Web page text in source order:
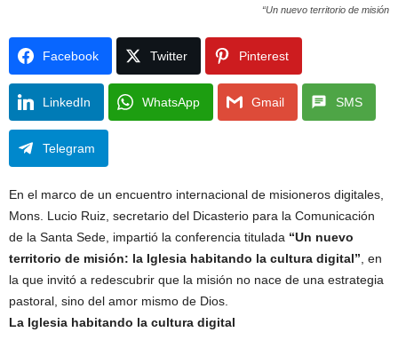
“Un nuevo territorio de misión
Facebook Twitter Pinterest
LinkedIn WhatsApp Gmail SMS
Telegram
En el marco de un encuentro internacional de misioneros digitales,
Mons. Lucio Ruiz, secretario del Dicasterio para la Comunicación
de la Santa Sede, impartió la conferencia titulada “Un nuevo
territorio de misión: la Iglesia habitando la cultura digital” , en
la que invitó a redescubrir que la misión no nace de una estrategia
pastoral, sino del amor mismo de Dios.
La Iglesia habitando la cultura digital